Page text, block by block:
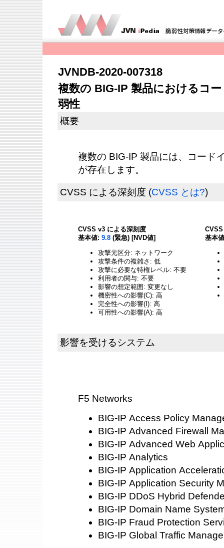
JVNDB-2020-007318
複数の BIG-IP 製品におけるコ
弱性
概要
複数の BIG-IP 製品には、コード
が存在します。
CVSS による深刻度 (CVSS とは?)
CVSS v3 による深刻度
基本値: 9.8 (緊急) [NVD値]
攻撃元区分: ネットワーク
攻撃条件の複雑さ: 低
攻撃に必要な特権レベル: 不要
利用者の関与: 不要
影響の想定範囲: 変更なし
機密性への影響(C): 高
完全性への影響(I): 高
可用性への影響(A): 高
基本
影響を受けるシステム
F5 Networks
BIG-IP Access Policy
BIG-IP Advanced Firewall
BIG-IP Advanced Web
BIG-IP Analytics
BIG-IP Application
BIG-IP Application Security
BIG-IP DDoS Hybrid
BIG-IP Domain Name
BIG-IP Fraud Protection
BIG-IP Global Traffic